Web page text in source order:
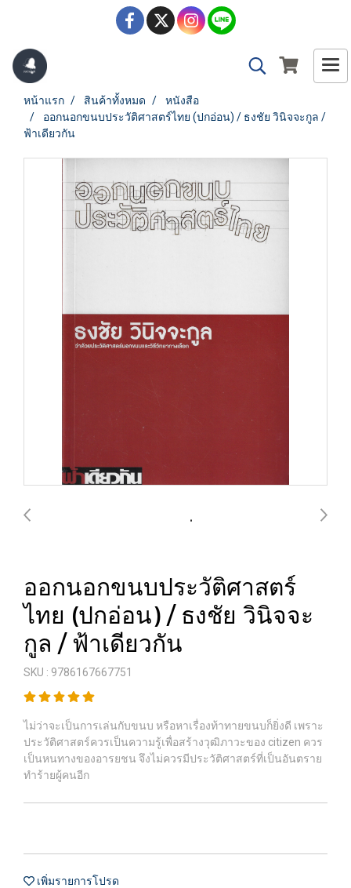
หน้าแรก สินค้าทั้งหมด
หนังสือ
ออกนอกขนบประวัติศาสตร์ไทย (ปกอ่อน) / ธงชัย วินิจจะกูล /
ฟ้าเดียวกัน
ออกนอกขนบประวัติศาสตร์
ไทย (ปกอ่อน) / ธงชัย วินิจจะ
กูล / ฟ้าเดียวกัน
SKU : 9786167667751
ไม่ว่าจะเป็นการเล่นกับขนบ หรือหาเรื่องท้าทายขนบก็ยิ่งดี เพราะ
ประวัติศาสตร์ควรเป็นความรู้เพื่อสร้างวุฒิภาวะของ citizen ควร
เป็นหนทางของอารยชน จึงไม่ควรมีประวัติศาสตร์ที่เป็นอันตราย
ทำร้ายผู้คนอีก
เพิ่มรายการโปรด